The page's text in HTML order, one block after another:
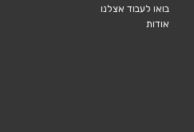
בואו לעבוד אצלנו
אודות